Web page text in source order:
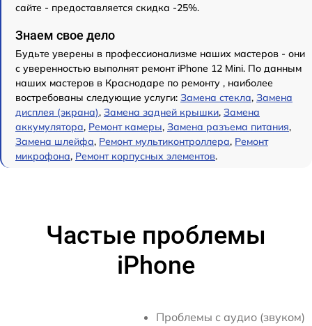
сайте - предоставляется скидка -25%.
Знаем свое дело
Будьте уверены в профессионализме наших мастеров - они
с уверенностью выполнят ремонт iPhone 12 Mini. По данным
наших мастеров в Краснодаре по ремонту , наиболее
востребованы следующие услуги: Замена стекла, Замена
дисплея (экрана), Замена задней крышки, Замена
аккумулятора, Ремонт камеры, Замена разъема питания,
Замена шлейфа, Ремонт мультиконтроллера, Ремонт
микрофона, Ремонт корпусных элементов.
Частые проблемы
iPhone
Проблемы с аудио (звуком)